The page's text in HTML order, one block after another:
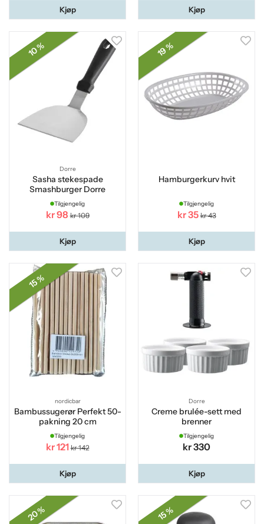
Kjøp Kjøp
10 %
Dorre
Sasha stekespade
Smashburger Dorre
Tilgjengelig
kr 98 kr 109
Kjøp
19 %
Hamburgerkurv hvit
Tilgjengelig
kr 35 kr 43
Kjøp
15 %
nordicbar
Bambussugerør Perfekt 50-
pakning 20 cm
Tilgjengelig
kr 121 kr 142
Kjøp
Dorre
Creme brulée-sett med
brenner
Tilgjengelig
kr 330
Kjøp
20 % 15 %